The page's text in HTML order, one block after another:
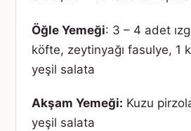
Öğle Yemeği: 3 – 4 adet
köfte, zeytinyağı fasulye, 1
yeşil salata
Akşam Yemeği: Kuzu
yeşil salata